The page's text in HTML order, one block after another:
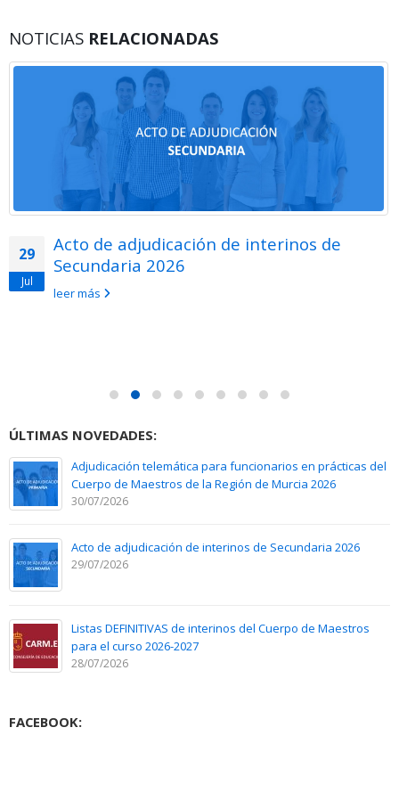
NOTICIAS RELACIONADAS
29
Jul
Acto de adjudicación de interinos de
Secundaria 2026
leer más
ÚLTIMAS NOVEDADES:
Adjudicación telemática para funcionarios en prácticas del
Cuerpo de Maestros de la Región de Murcia 2026
30/07/2026
Acto de adjudicación de interinos de Secundaria 2026
29/07/2026
Listas DEFINITIVAS de interinos del Cuerpo de Maestros
para el curso 2026-2027
28/07/2026
FACEBOOK: